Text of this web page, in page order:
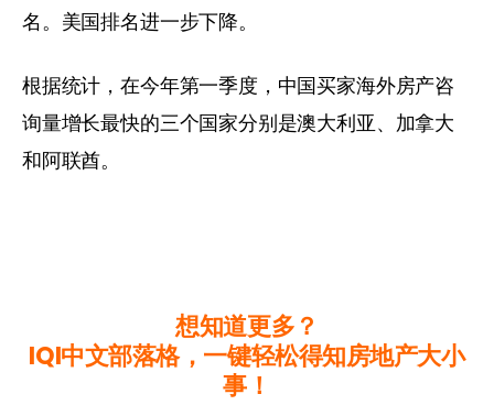
名。美国排名进一步下降。
根据统计，在今年第一季度，中国买家海外房产咨
询量增长最快的三个国家分别是澳大利亚、加拿大
和阿联酋。
想知道更多？
IQI中文部落格，一键轻松得知房地产大小
事！